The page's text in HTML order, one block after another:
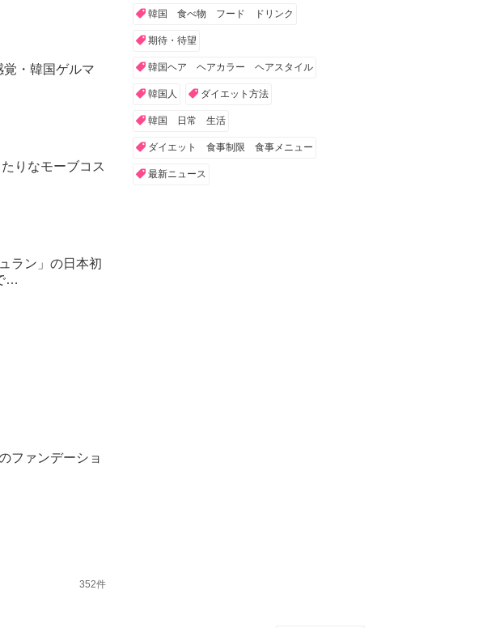
・韓国ゲルマ
りなモーブコス
ラン」の日本初
…
ファンデーショ
352件
韓国 食べ物 フード ドリンク
期待・待望
韓国ヘア ヘアカラー ヘアスタイル
韓国人 ダイエット方法
韓国 日常 生活
ダイエット 食事制限 食事メニュー
最新ニュース